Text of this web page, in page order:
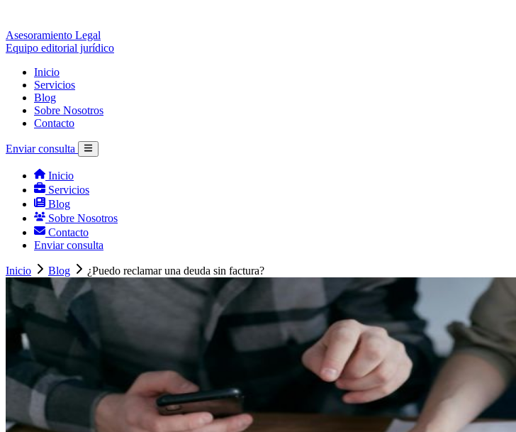
Asesoramiento Legal
Equipo editorial jurídico
Inicio
Servicios
Blog
Sobre Nosotros
Contacto
Enviar consulta
Inicio
Servicios
Blog
Sobre Nosotros
Contacto
Enviar consulta
Inicio Blog ¿Puedo reclamar una deuda sin factura?